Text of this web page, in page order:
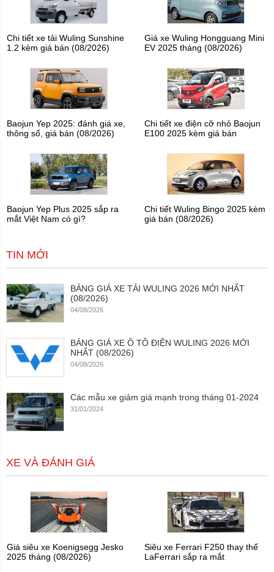
Chi tiết xe tải Wuling Sunshine
1.2 kèm giá bán (08/2026)
Giá xe Wuling Hongguang Mini
EV 2025 tháng (08/2026)
Baojun Yep 2025: đánh giá xe,
thông số, giá bán (08/2026)
Chi tiết xe điện cỡ nhỏ Baojun
E100 2025 kèm giá bán
Baojun Yep Plus 2025 sắp ra
mắt Việt Nam có gì?
Chi tiết Wuling Bingo 2025 kèm
giá bán (08/2026)
TIN MỚI
BẢNG GIÁ XE TẢI WULING 2026 MỚI NHẤT
(08/2026)
04/08/2026
BẢNG GIÁ XE Ô TÔ ĐIỆN WULING 2026 MỚI
NHẤT (08/2026)
04/08/2026
Các mẫu xe giảm giá mạnh trong tháng 01-2024
31/01/2024
XE VÀ ĐÁNH GIÁ
Giá siêu xe Koenigsegg Jesko
2025 tháng (08/2026)
Siêu xe Ferrari F250 thay thế
LaFerrari sắp ra mắt